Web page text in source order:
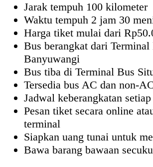
Jarak tempuh 100 kilometer
Waktu tempuh 2 jam 30
Harga tiket mulai dari
Bus berangkat dari Terminal
Banyuwangi
Bus tiba di Terminal Bus
Tersedia bus AC dan non-
Jadwal keberangkatan
Pesan tiket secara online
terminal
Siapkan uang tunai untuk
Bawa barang bawaan